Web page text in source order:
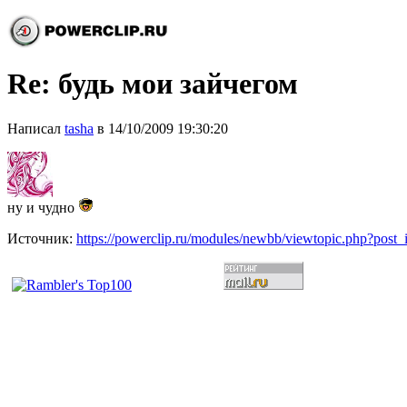
Re: будь мои зайчегом
Написал tasha в 14/10/2009 19:30:20
ну и чудно
Источник: https://powerclip.ru/modules/newbb/